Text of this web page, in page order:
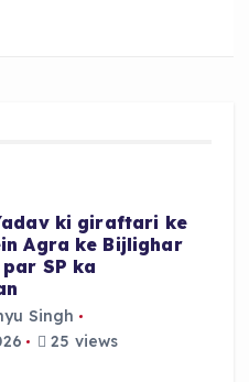
ki giraftari ke
Agra ke Bijlighar
SP ka
Singh
25 views